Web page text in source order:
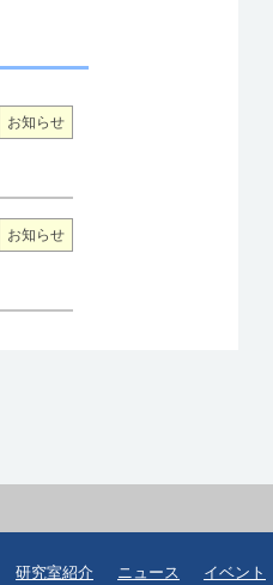
お知らせ
お知らせ
研究室紹介 ニュース イベント